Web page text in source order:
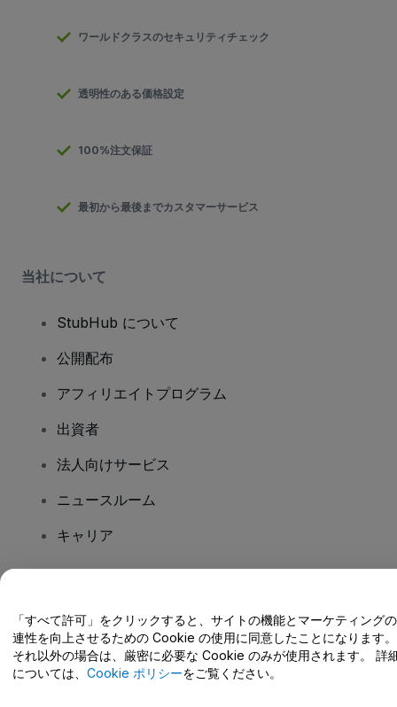
ワールドクラスのセキュリティチェック
透明性のある価格設定
100%注文保証
最初から最後までカスタマーサービス
当社について
StubHub について
公開配布
アフィリエイトプログラム
出資者
法人向けサービス
ニュースルーム
キャリア
ヘルプセンター / こちらまでご連絡下さい
「すべて許可」をクリックすると、サイトの機能とマーケティング
連性を向上させるための Cookie の使用に同意したことになります。
それ以外の場合は、厳密に必要な Cookie のみが使用されます。 詳
については、 Cookie ポリシーをご覧ください。